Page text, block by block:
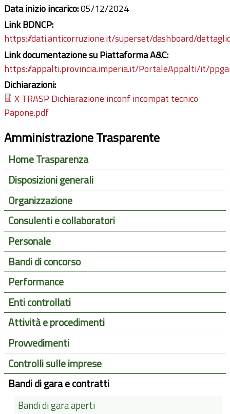
Data inizio incarico:05/12/2024
Link BDNCP:
https://dati.anticorruzione.it/superset/dashboard/
Link documentazione su Piattaforma A&C:
https://appalti.provincia.imperia.it/PortaleAppalti/it/
Dichiarazioni:
X TRASP Dichiarazione inconf incompat tecnico
Papone.pdf
Amministrazione Trasparente
Home Trasparenza
Disposizioni generali
Organizzazione
Consulenti e collaboratori
Personale
Bandi di concorso
Performance
Enti controllati
Attività e procedimenti
Provvedimenti
Controlli sulle imprese
Bandi di gara e contratti
Bandi di gara aperti